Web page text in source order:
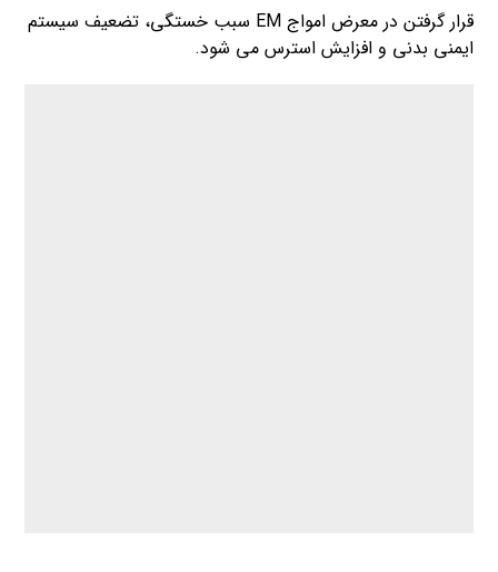
قرار گرفتن در معرض امواج EM سبب خستگی، تضعیف سیستم
ایمنی بدنی و افزایش استرس می شود.